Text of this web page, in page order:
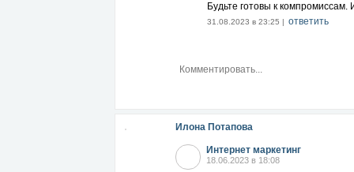
Будьте готовы к
31.08.2023 в 23:25 | ответить
Илона Потапова
Интернет маркетинг
18.06.2023 в 18:08